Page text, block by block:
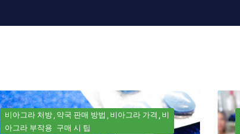
비아그라 처방 약국 판매 방법 비아그라 가격
비
아그라 부작용 구매 시 팁